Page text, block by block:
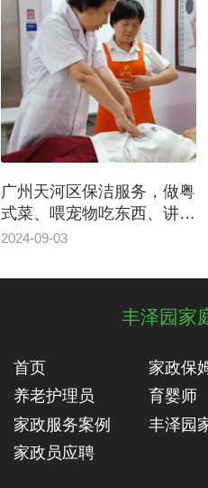
广州天河区保洁服务，做粤
式菜、喂宠物吃东西、讲白
话
2024-09-03
丰泽园家
首页 家政保
养老护理员
育婴师
家政服务案例
丰泽园
家政员应聘